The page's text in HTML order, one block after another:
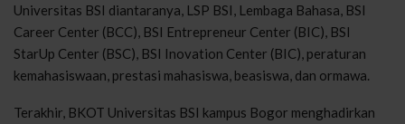
Universitas BSI diantaranya, LSP BSI, Lembaga Bahasa, BSI
Career Center (BCC), BSI Entrepreneur Center (BIC), BSI
StarUp Center (BSC), BSI Inovation Center (BIC), peraturan
kemahasiswaan, prestasi mahasiswa, beasiswa, dan ormawa.
Terakhir, BKOT Universitas BSI kampus Bogor menghadirkan